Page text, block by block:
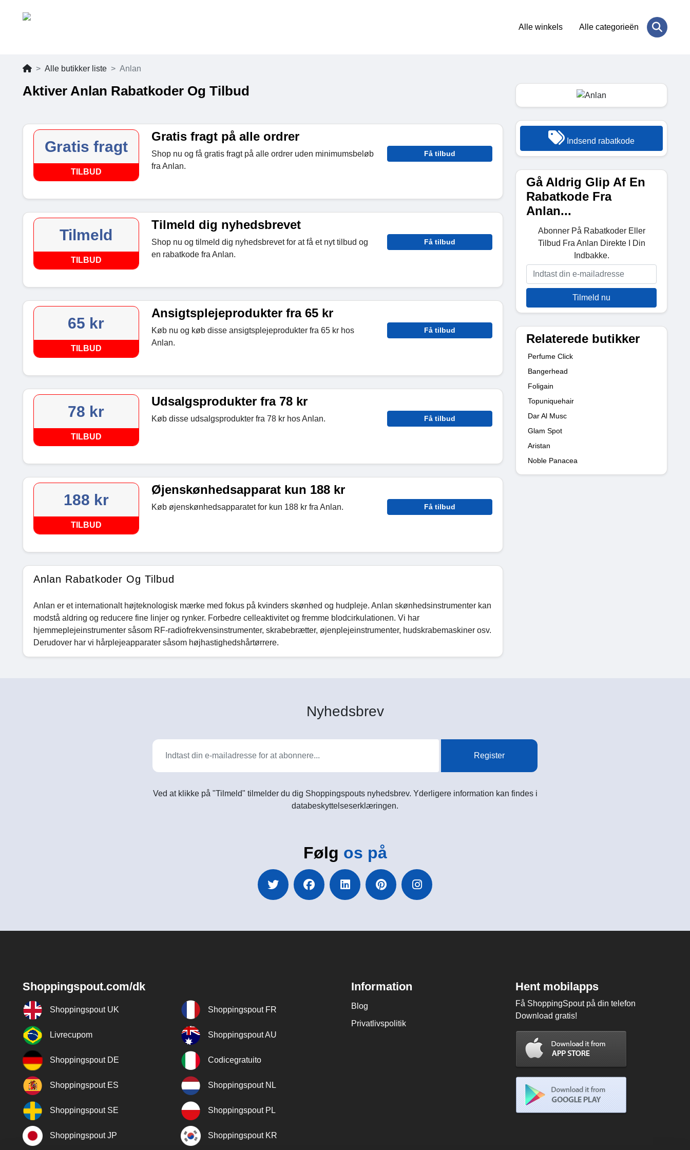
Alle winkels Alle categorieën
Alle butikker liste Anlan
Aktiver Anlan Rabatkoder Og Tilbud
Gratis fragt
TILBUD
Gratis fragt på alle ordrer
Shop nu og få gratis fragt på alle ordrer uden minimumsbeløb
fra Anlan.
Få tilbud
Tilmeld
TILBUD
Tilmeld dig nyhedsbrevet
Shop nu og tilmeld dig nyhedsbrevet for at få et nyt tilbud og
en rabatkode fra Anlan.
Få tilbud
65 kr
TILBUD
Ansigtsplejeprodukter fra 65 kr
Køb nu og køb disse ansigtsplejeprodukter fra 65 kr hos
Anlan.
Få tilbud
78 kr
TILBUD
Udsalgsprodukter fra 78 kr
Køb disse udsalgsprodukter fra 78 kr hos Anlan. Få tilbud
188 kr
TILBUD
Øjenskønhedsapparat kun 188 kr
Køb øjenskønhedsapparatet for kun 188 kr fra Anlan. Få tilbud
Anlan Rabatkoder Og Tilbud
Anlan er et internationalt højteknologisk mærke med fokus på kvinders skønhed og hudpleje. Anlan skønhedsinstrumenter kan
modstå aldring og reducere fine linjer og rynker. Forbedre celleaktivitet og fremme blodcirkulationen. Vi har
hjemmeplejeinstrumenter såsom RF-radiofrekvensinstrumenter, skrabebrætter, øjenplejeinstrumenter, hudskrabemaskiner osv.
Derudover har vi hårplejeapparater såsom højhastighedshårtørrere.
Indsend rabatkode
Gå Aldrig Glip Af En
Rabatkode Fra
Anlan...
Abonner På Rabatkoder Eller
Tilbud Fra Anlan Direkte I Din
Indbakke.
Tilmeld nu
Relaterede butikker
Perfume Click
Bangerhead
Foligain
Topuniquehair
Dar Al Musc
Glam Spot
Aristan
Noble Panacea
Nyhedsbrev
Register
Ved at klikke på "Tilmeld" tilmelder du dig Shoppingspouts nyhedsbrev. Yderligere information kan findes i
databeskyttelseserklæringen.
Følg os på
Shoppingspout.com/dk
Shoppingspout UK Shoppingspout FR
Livrecupom Shoppingspout AU
Shoppingspout DE Codicegratuito
Shoppingspout ES Shoppingspout NL
Shoppingspout SE Shoppingspout PL
Shoppingspout JP Shoppingspout KR
Information
Blog
Privatlivspolitik
Hent mobilapps
Få ShoppingSpout på din telefon
Download gratis!